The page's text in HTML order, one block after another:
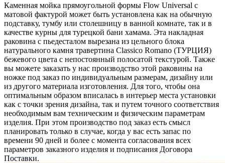
Каменная мойка прямоугольной формы Flow Universal с
матовой фактурой может быть установлена как на обычную
подставку, тумбу или столешницу в ванной комнате, так и в
качестве курны для турецкой бани хамама. Эта накладная
раковина с пьедесталом вырезана из цельного блока
натурального камня травертина Classico Romano (ТУРЦИЯ)
бежевого цвета c непостоянный полосатой текстурой. Также
вы можете заказать у нас производство этой раковины на
ножке под заказ по индивидуальным размерам, дизайну или
из другого материала изготовления. Для того, чтобы она
оптимальным образом вписалась в интерьер места установки
как с точки зрения дизайна, так и путем точного соответствия
необходимым вам техническим и физическим параметрам
изделия. При этом производство под заказ есть смысл
планировать только в случае, когда у вас есть запас по
времени 90 дней и более с момента согласования всех
параметров заказного изделия и подписания Договора
Поставки.